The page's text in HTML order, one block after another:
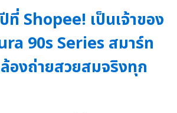
ที่ Shopee! เป็นเจ้าของ
90s Series สมาร์ท
องถ่ายสวยสมจริงทุก